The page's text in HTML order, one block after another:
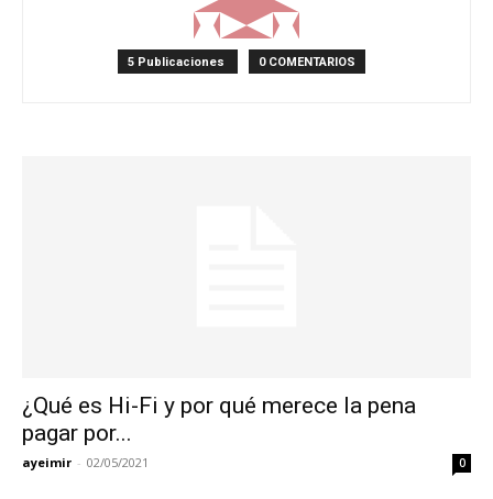
5 Publicaciones 0 COMENTARIOS
¿Qué es Hi-Fi y por qué merece la pena
pagar por...
ayeimir - 02/05/2021 0